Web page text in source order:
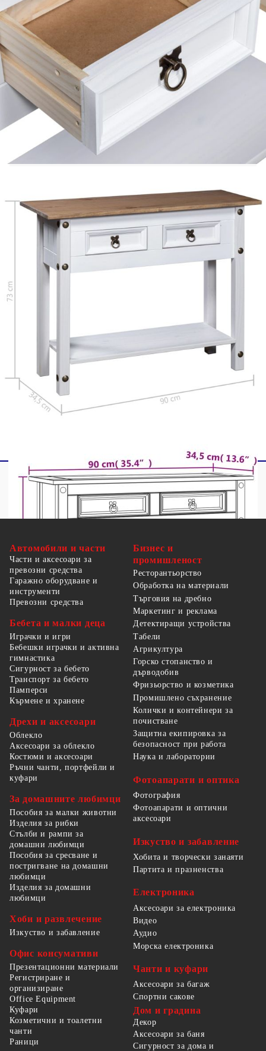
коридор. Тази рустик конзолна маса е
изработена от висококачествена борова
дървесина, което я прави износоустойчива.
Стабилната дървена маса изисква минимална
поддръжка, а красивите дървесни зърна ѝ
придават рустик чар. Масата има здрав плот,
върху който можете да поставите вашия
телевизор или лампа, храна и напитки, както и
декоративни елементи като рамки за снимки,
кошници с плодове или вази. Разполага с 2
чекмеджета и 1 рафт, осигуряващи достатъчно
място за съхранение и организиране на книги,
списания и други предмети. Благодарение на
удобните дръжки можете лесно да отваряте
Материал: Полиран бор масив
Размери: 90 x 34,5 x 73 см (Д x Ш x В)
В съответствие с мексиканския стил на
обзавеждане Корона
С 2 чекмеджета и 1 рафт
Лесно сглобяване
използва с предоставения анкер за стена.
Legal Documents:
Повече подробности за предотвратяване на
преобръщането на вашите мебели можете да
намерите
Не използвайте този артикул, ако някой от
компонентите е счупен, скъсан или липсва.
Автомобили и части
Части и аксесоари за
превозни средства
Гаражно оборудване и
инструменти
Превозни средства
Бебета и малки деца
Играчки и игри
Бебешки играчки и активна
гимнастика
Сигурност за бебето
Транспорт за бебето
Памперси
Кърмене и хранене
Дрехи и аксесоари
Облекло
Аксесоари за облекло
Костюми и аксесоари
Ръчни чанти, портфейли и
куфари
За домашните любимци
Пособия за малки животни
Изделия за рибки
Стълби и рампи за
домашни любимци
Пособия за сресване и
постригване на домашни
любимци
Изделия за домашни
любимци
Хоби и развлечение
Изкуство и забавление
Офис консумативи
Презентационни материали
Регистриране и
организиране
Office Equipment
Бизнес и
промишленост
Ресторантьорство
Обработка на материали
Търговия на дребно
Маркетинг и реклама
Детектиращи устройства
Табели
Агрикултура
Горско стопанство и
дърводобив
Фризьорство и козметика
Промишлено съхранение
Колички и контейнери за
почистване
Защитна екипировка за
безопасност при работа
Наука и лаборатории
Фотоапарати и оптика
Фотография
Фотоапарати и оптични
аксесоари
Изкуство и забавление
Хобита и творчески занаяти
Партита и празненства
Електроника
Аксесоари за електроника
Видео
Аудио
Морска електроника
Чанти и куфари
Аксесоари за багаж
Спортни сакове
Куфари
Козметични и тоалетни
чанти
Раници
Дом и градина
Декор
Аксесоари за баня
Сигурност за дома и